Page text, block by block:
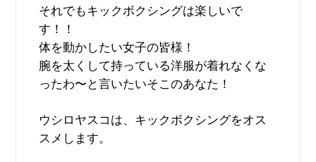
それでもキックボクシングは楽しいで
す！！
体を動かしたい女子の皆様！
腕を太くして持っている洋服が着れなくな
ったわ〜と言いたいそこのあなた！
ウシロヤスコは、キックボクシングをオス
スメします。